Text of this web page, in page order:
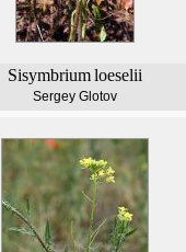
Sisymbrium loeselii
Sergey Glotov